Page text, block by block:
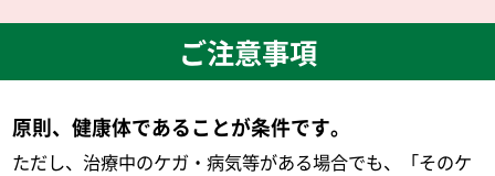
ご注意事項
原則、健康体であることが条件です。
ただし、治療中のケガ・病気等がある場合でも、「そのケ